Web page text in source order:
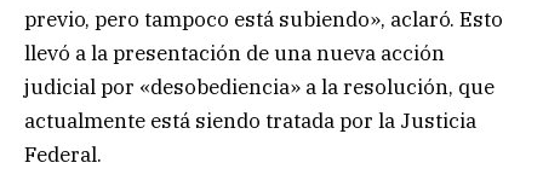
previo, pero tampoco está subiendo», aclaró. Esto
llevó a la presentación de una nueva acción
judicial por «desobediencia» a la resolución, que
actualmente está siendo tratada por la Justicia
Federal.